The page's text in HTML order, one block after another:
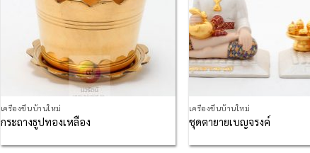
เครื่องขึ้นบ้านใหม่
กระถางธูปทองเหลือง
เครื่องขึ้นบ้านใหม่
ชุดตายายเบญจรงค์